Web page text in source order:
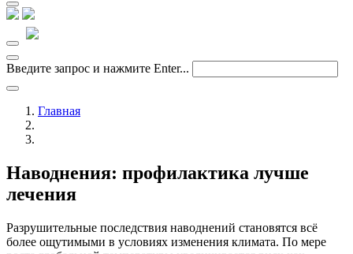
Введите запрос и нажмите Enter...
Главная
Наводнения: профилактика лучше
лечения
Разрушительные последствия наводнений становятся всё
более ощутимыми в условиях изменения климата. По мере